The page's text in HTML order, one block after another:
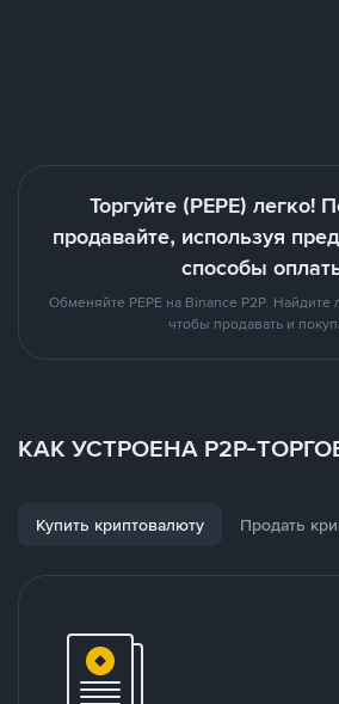
Торгуйте (PEPE) легко!
продавайте, используя
способы
Обменяйте PEPE на Binance P2P.
чтобы продавать и
КАК УСТРОЕНА P2P-
Купить криптовалюту Продать